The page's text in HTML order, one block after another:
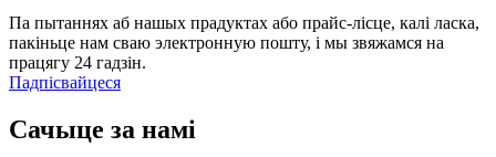
Па пытаннях аб нашых прадуктах або прайс-лісце, калі ласка,
пакіньце нам сваю электронную пошту, і мы звяжамся на
працягу 24 гадзін.
Падпісвайцеся
Сачыце за намі